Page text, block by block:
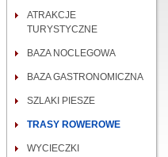
ATRAKCJE
TURYSTYCZNE
BAZA NOCLEGOWA
BAZA GASTRONOMICZNA
SZLAKI PIESZE
TRASY ROWEROWE
WYCIECZKI